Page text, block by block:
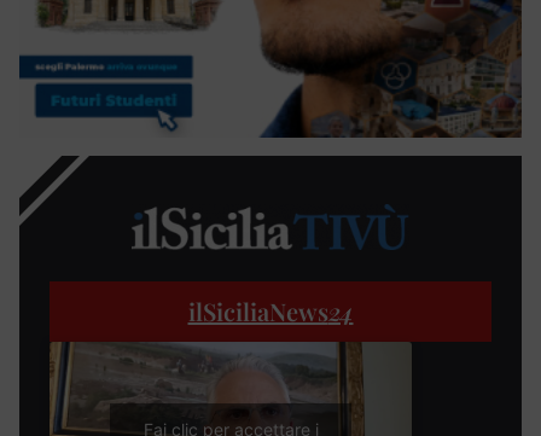
ilSiciliaNews24
Fai clic per accettare i